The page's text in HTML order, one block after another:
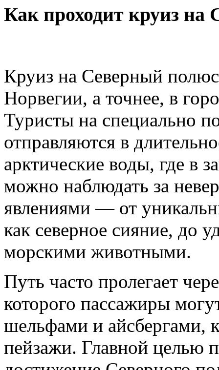
Как проходит круиз
Круиз на Северный
Норвегии, а точнее, в
Туристы на специально
отправляются в
арктические воды, где в
можно наблюдать за
явлениями — от
как северное сияние, до
морскими животными.
Путь часто пролегает
которого пассажиры
шельфами и айсбергами,
пейзажи. Главной целью